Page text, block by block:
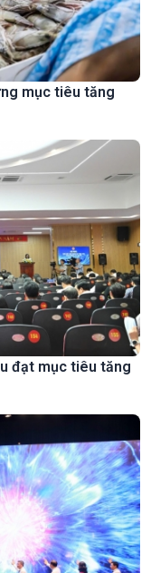
mục tiêu tăng
đạt mục tiêu tăng